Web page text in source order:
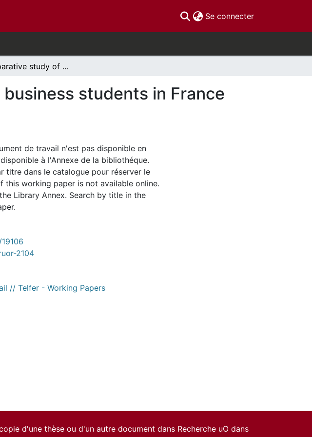
Se connecter(current)
A comparative study of job values of business students in France and English Canada
students in France
de travail n'est pas disponible en
à l'Annexe de la bibliothéque.
titre dans le catalogue pour réserver le
working paper is not available online.
Library Annex. Search by title in the
2104
// Telfer - Working Papers
d'une thèse ou d'un autre document dans Recherche uO dans